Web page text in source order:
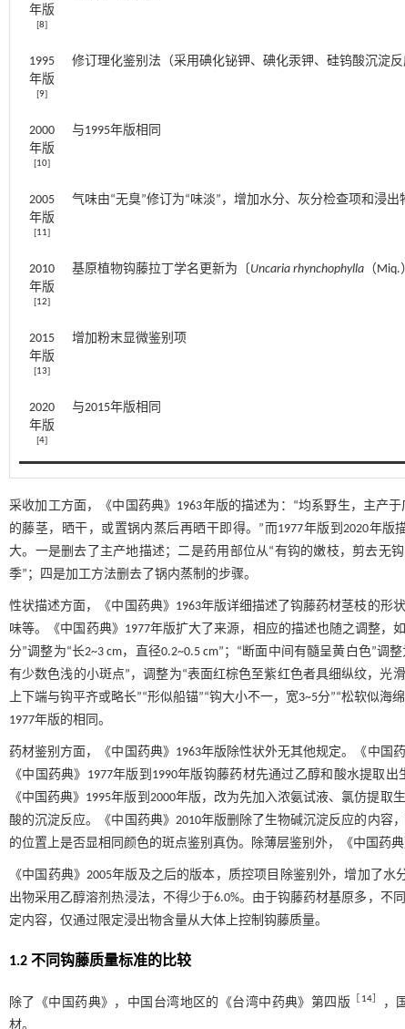
年版
[8]
1995
年版
[9]
修订理化鉴别法（采用碘化铋钾、碘化汞钾、硅钨酸沉淀反
2000
年版
[10]
与1995年版相同
2005
年版
[11]
气味由“无臭”修订为“味淡”，增加水分、灰分检查项和浸出
2010
年版
[12]
基原植物钩藤拉丁学名更新为〔Uncaria rhynchophylla （
2015
年版
[13]
增加粉末显微鉴别项
2020
年版
[4]
与2015年版相同
采收加工方面，《中国药典》1963年版的描述为：“均系野生，主产
的藤茎，晒干，或置锅内蒸后再晒干即得。”而1977年版到2020年
大。一是删去了主产地描述；二是药用部位从“有钩的嫩枝，剪去无
季”；四是加工方法删去了锅内蒸制的步骤。
性状描述方面，《中国药典》1963年版详细描述了钩藤药材茎枝的
味等。《中国药典》1977年版扩大了来源，相应的描述也随之调整，
分”调整为“长2~3 cm，直径0.2~0.5 cm”；“断面中间有髓呈黄白色”
有少数色浅的小斑点”，调整为“表面红棕色至紫红色者具细纵纹，光
上下端与钩平齐或略长”“形似船锚”“钩大小不一，宽3~5分”“松软似
1977年版的相同。
药材鉴别方面，《中国药典》1963年版除性状外无其他规定。《中国
《中国药典》1977年版到1990年版钩藤药材先通过乙醇和酸水提取
《中国药典》1995年版到2000年版，改为先加入浓氨试液、氯仿提
酸的沉淀反应。《中国药典》2010年版删除了生物碱沉淀反应的内
的位置上是否显相同颜色的斑点鉴别真伪。除薄层鉴别外，《中国药
《中国药典》2005年版及之后的版本，质控项目除鉴别外，增加了
出物采用乙醇溶剂热浸法，不得少于6.0%。由于钩藤药材基原多，
定内容，仅通过限定浸出物含量从大体上控制钩藤质量。
1.2 不同钩藤质量标准的比较
除了《中国药典》，中国台湾地区的《台湾中药典》第四版 14］ ，
材。